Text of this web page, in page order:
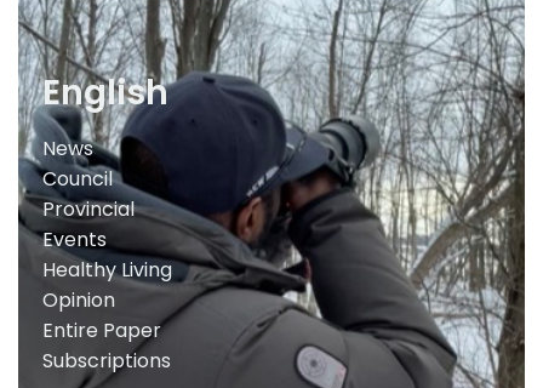
English
News
Council
Provincial
Events
Healthy Living
Opinion
Entire Paper
Subscriptions